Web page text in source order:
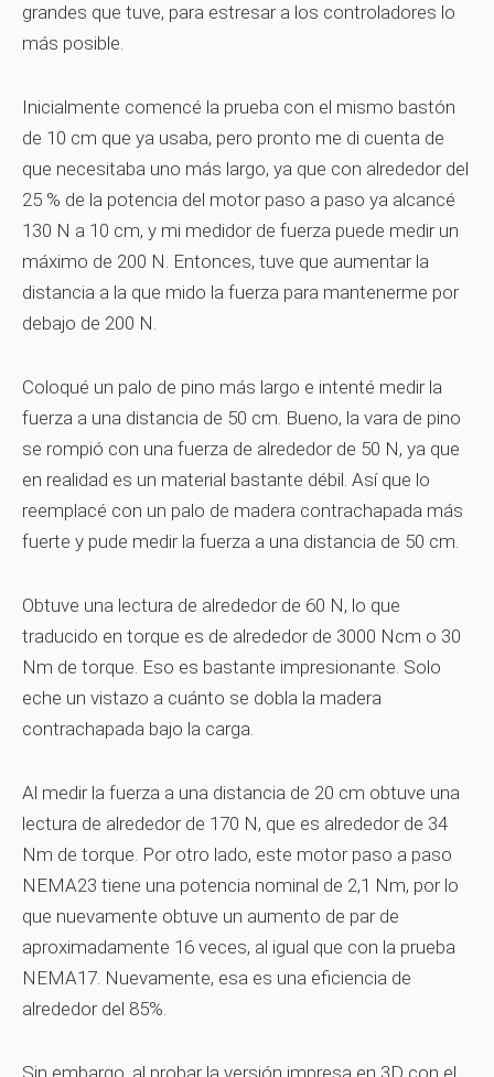
grandes que tuve, para estresar a los controladores lo
más posible.
Inicialmente comencé la prueba con el mismo bastón
de 10 cm que ya usaba, pero pronto me di cuenta de
que necesitaba uno más largo, ya que con alrededor del
25 % de la potencia del motor paso a paso ya alcancé
130 N a 10 cm, y mi medidor de fuerza puede medir un
máximo de 200 N. Entonces, tuve que aumentar la
distancia a la que mido la fuerza para mantenerme por
debajo de 200 N.
Coloqué un palo de pino más largo e intenté medir la
fuerza a una distancia de 50 cm. Bueno, la vara de pino
se rompió con una fuerza de alrededor de 50 N, ya que
en realidad es un material bastante débil. Así que lo
reemplacé con un palo de madera contrachapada más
fuerte y pude medir la fuerza a una distancia de 50 cm.
Obtuve una lectura de alrededor de 60 N, lo que
traducido en torque es de alrededor de 3000 Ncm o 30
Nm de torque. Eso es bastante impresionante. Solo
eche un vistazo a cuánto se dobla la madera
contrachapada bajo la carga.
Al medir la fuerza a una distancia de 20 cm obtuve una
lectura de alrededor de 170 N, que es alrededor de 34
Nm de torque. Por otro lado, este motor paso a paso
NEMA23 tiene una potencia nominal de 2,1 Nm, por lo
que nuevamente obtuve un aumento de par de
aproximadamente 16 veces, al igual que con la prueba
NEMA17. Nuevamente, esa es una eficiencia de
alrededor del 85%.
Sin embargo, al probar la versión impresa en 3D con el